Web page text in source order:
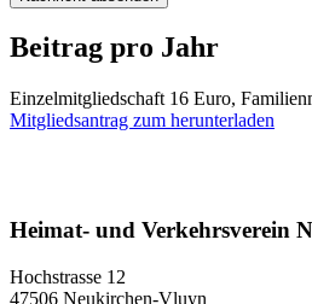
Beitrag pro Jahr
Einzelmitgliedschaft 16 Euro,
Mitgliedsantrag zum herunterladen
Heimat- und Verkehrsverein
Hochstrasse 12
47506 Neukirchen-Vluyn